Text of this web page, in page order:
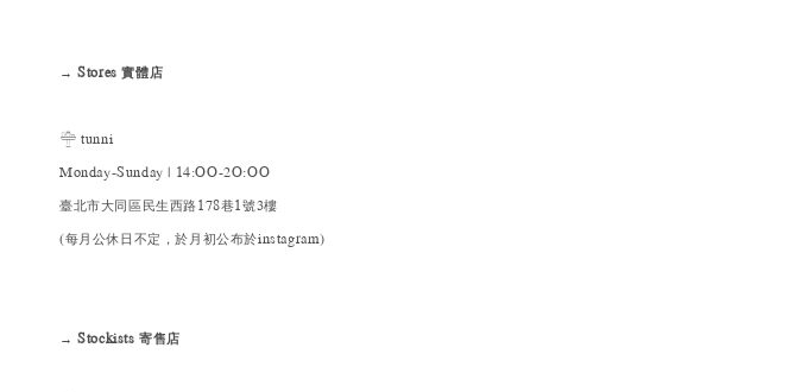
→ Stores 實體店
𓊯 tunni
Monday-Sunday | 14:OO-2O:OO
臺北市大同區民生西路178巷1號3樓
(每月公休日不定，於月初公布於instagram)
→ Stockists 寄售店